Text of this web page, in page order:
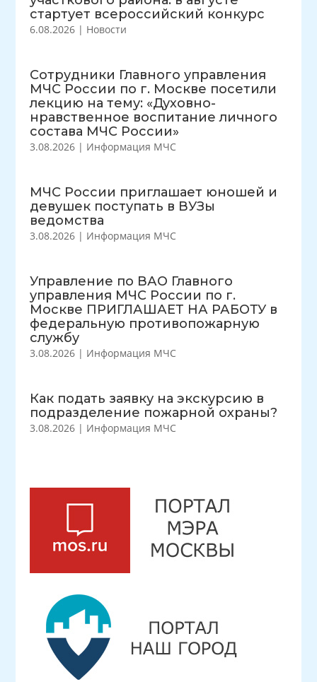
стартует всероссийский конкурс
6.08.2026 | Новости
Сотрудники Главного управления
МЧС России по г. Москве посетили
лекцию на тему: «Духовно-
нравственное воспитание личного
состава МЧС России»
3.08.2026 | Информация МЧС
МЧС России приглашает юношей и
девушек поступать в ВУЗы
ведомства
3.08.2026 | Информация МЧС
Управление по ВАО Главного
управления МЧС России по г.
Москве ПРИГЛАШАЕТ НА РАБОТУ в
федеральную противопожарную
службу
3.08.2026 | Информация МЧС
Как подать заявку на экскурсию в
подразделение пожарной охраны?
3.08.2026 | Информация МЧС